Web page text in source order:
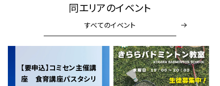
同エリアのイベント
すべてのイベント
【要申込】コミセン主催講
座 食育講座パスタシリ